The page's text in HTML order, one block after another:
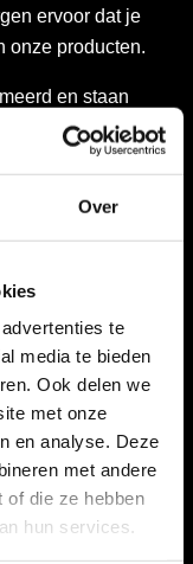
Over
te
media te bieden
Ook delen we
met onze
en analyse. Deze
met andere
of die ze hebben
hun services.
ervoor dat je
onze producten.
en staan
en advies te
Aarzel niet om
te maken.
zorgen over
over
dichtstbijzijnde
lijst